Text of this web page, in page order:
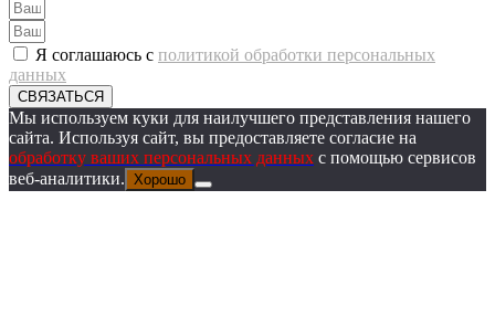
Я соглашаюсь с политикой обработки персональных
данных
СВЯЗАТЬСЯ
Мы используем куки для наилучшего представления нашего
сайта. Используя сайт, вы предоставляете согласие на
обработку ваших персональных данных с помощью сервисов
веб-аналитики. Хорошо